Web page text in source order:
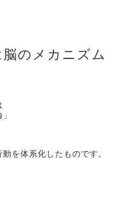
のメカニズム
を体系化したものです。